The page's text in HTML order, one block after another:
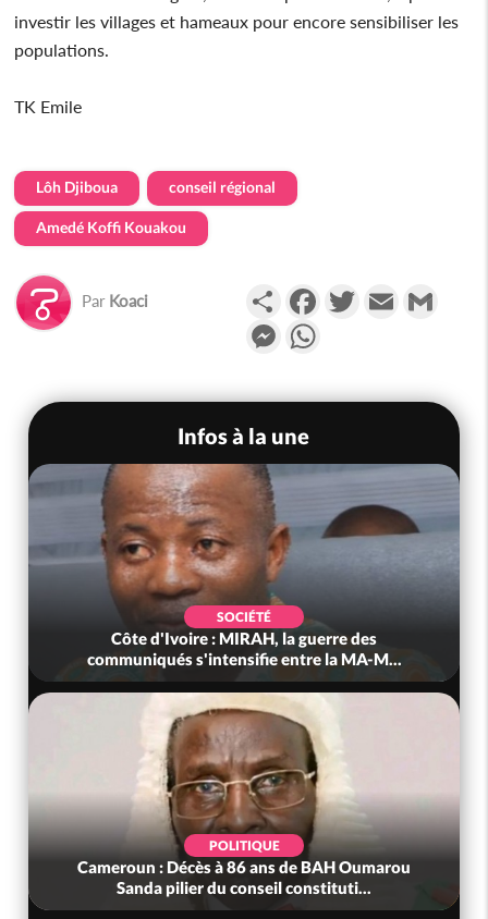
investir les villages et hameaux pour encore sensibiliser les
populations.
TK Emile
Lôh Djiboua conseil régional
Amedé Koffi Kouakou
Par Koaci PartagerFacebookTwitterEmail
Messenger
Infos à la une
SOCIÉTÉ
Côte d'Ivoire : MIRAH, la guerre des
communiqués s'intensifie entre la MA-M...
POLITIQUE
Cameroun : Décès à 86 ans de BAH Oumarou
Sanda pilier du conseil constituti...